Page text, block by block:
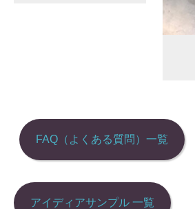
FAQ（よくある質問）一覧
アイディアサンプル 一覧